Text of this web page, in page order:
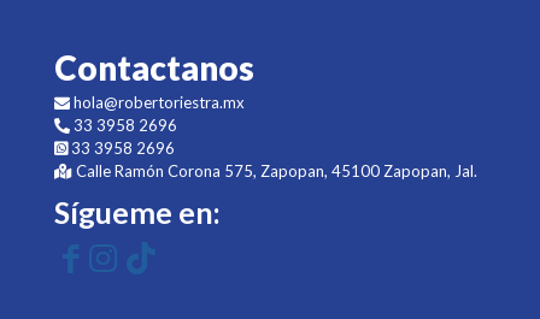
Contactanos
hola@robertoriestra.mx
33 3958 2696
33 3958 2696
Calle Ramón Corona 575, Zapopan, 45100 Zapopan, Jal.
Sígueme en: